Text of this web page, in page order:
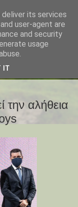
αλήθεια
its services
user-agent are
and security
usage
IT